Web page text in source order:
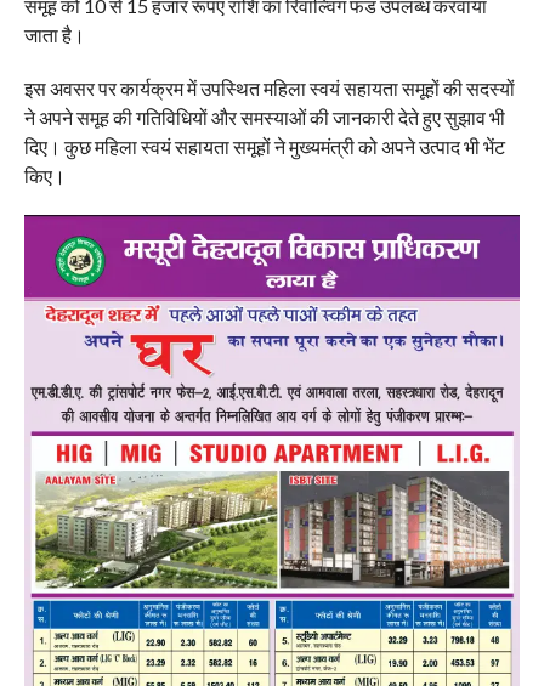
समूह को 10 से 15 हजार रूपए राशि का रिवाल्विंग फंड उपलब्ध करवाया
जाता है।
इस अवसर पर कार्यक्रम में उपस्थित महिला स्वयं सहायता समूहों की सदस्यों
ने अपने समूह की गतिविधियों और समस्याओं की जानकारी देते हुए सुझाव भी
दिए। कुछ महिला स्वयं सहायता समूहों ने मुख्यमंत्री को अपने उत्पाद भी भेंट
किए।